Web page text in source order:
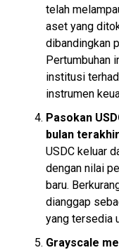
telah
aset yang
dibandingkan
Pertumbuhan
institusi
instrumen
Pasokan
bulan
USDC keluar
dengan nilai
baru.
dianggap
yang tersedia
Grayscale